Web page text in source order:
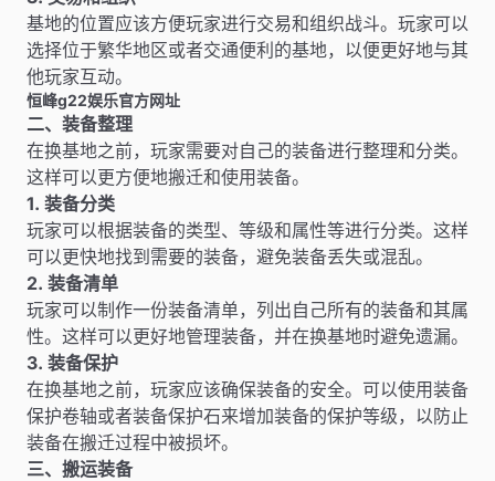
基地的位置应该方便玩家进行交易和组织战斗。玩家可以
选择位于繁华地区或者交通便利的基地，以便更好地与其
他玩家互动。
恒峰g22娱乐官方网址
二、装备整理
在换基地之前，玩家需要对自己的装备进行整理和分类。
这样可以更方便地搬迁和使用装备。
1. 装备分类
玩家可以根据装备的类型、等级和属性等进行分类。这样
可以更快地找到需要的装备，避免装备丢失或混乱。
2. 装备清单
玩家可以制作一份装备清单，列出自己所有的装备和其属
性。这样可以更好地管理装备，并在换基地时避免遗漏。
3. 装备保护
在换基地之前，玩家应该确保装备的安全。可以使用装备
保护卷轴或者装备保护石来增加装备的保护等级，以防止
装备在搬迁过程中被损坏。
三、搬运装备